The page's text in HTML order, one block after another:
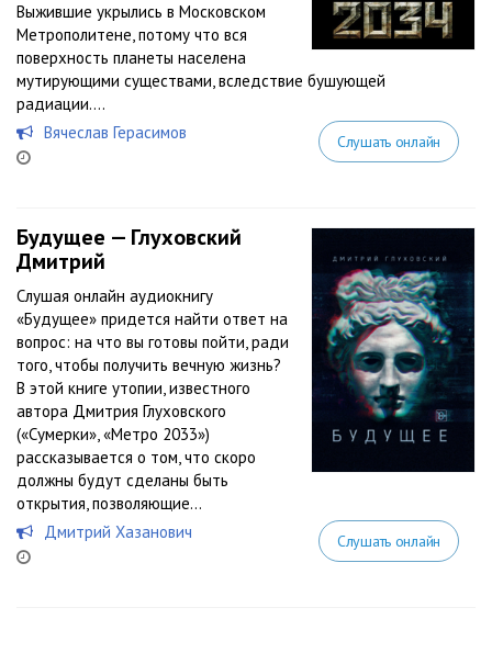
Выжившие укрылись в Московском
Метрополитене, потому что вся
поверхность планеты населена
мутирующими существами, вследствие бушующей
радиации....
Вячеслав Герасимов
Слушать онлайн
Будущее — Глуховский
Дмитрий
Слушая онлайн аудиокнигу
«Будущее» придется найти ответ на
вопрос: на что вы готовы пойти, ради
того, чтобы получить вечную жизнь?
В этой книге утопии, известного
автора Дмитрия Глуховского
(«Сумерки», «Метро 2033»)
рассказывается о том, что скоро
должны будут сделаны быть
открытия, позволяющие...
Дмитрий Хазанович
Слушать онлайн